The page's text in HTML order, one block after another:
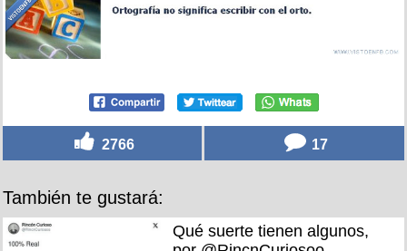
2766 17
También te gustará:
Qué suerte tienen algunos,